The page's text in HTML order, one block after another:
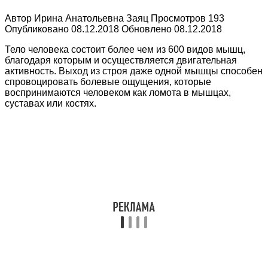
Автор Ирина Анатольевна Заяц Просмотров 193
Опубликовано 08.12.2018 Обновлено 08.12.2018
Тело человека состоит более чем из 600 видов мышц,
благодаря которым и осуществляется двигательная
активность. Выход из строя даже одной мышцы способен
спровоцировать болевые ощущения, которые
воспринимаются человеком как ломота в мышцах,
суставах или костях.